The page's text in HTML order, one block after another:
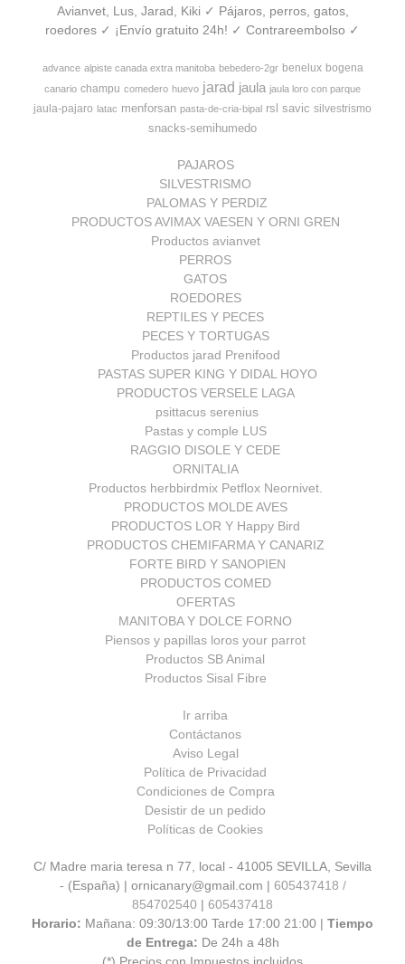
Avianvet, Lus, Jarad, Kiki ✓ Pájaros, perros, gatos,
roedores ✓ ¡Envío gratuito 24h! ✓ Contrareembolso ✓
advance alpiste canada extra manitoba bebedero-2gr benelux bogena
canario champu comedero huevo jarad jaula jaula loro con parque
jaula-pajaro latac menforsan pasta-de-cria-bipal rsl savic silvestrismo
snacks-semihumedo
PAJAROS
SILVESTRISMO
PALOMAS Y PERDIZ
PRODUCTOS AVIMAX VAESEN Y ORNI GREN
Productos avianvet
PERROS
GATOS
ROEDORES
REPTILES Y PECES
PECES Y TORTUGAS
Productos jarad Prenifood
PASTAS SUPER KING Y DIDAL HOYO
PRODUCTOS VERSELE LAGA
psittacus serenius
Pastas y comple LUS
RAGGIO DISOLE Y CEDE
ORNITALIA
Productos herbbirdmix Petflox Neornivet.
PRODUCTOS MOLDE AVES
PRODUCTOS LOR Y Happy Bird
PRODUCTOS CHEMIFARMA Y CANARIZ
FORTE BIRD Y SANOPIEN
PRODUCTOS COMED
OFERTAS
MANITOBA Y DOLCE FORNO
Piensos y papillas loros your parrot
Productos SB Animal
Productos Sisal Fibre
Ir arriba
Contáctanos
Aviso Legal
Política de Privacidad
Condiciones de Compra
Desistir de un pedido
Políticas de Cookies
C/ Madre maria teresa n 77, local - 41005 SEVILLA, Sevilla
- (España) | ornicanary@gmail.com | 605437418 /
854702540 | 605437418
Horario: Mañana: 09:30/13:00 Tarde 17:00 21:00 | Tiempo
de Entrega: De 24h a 48h
(*) Precios con Impuestos incluidos